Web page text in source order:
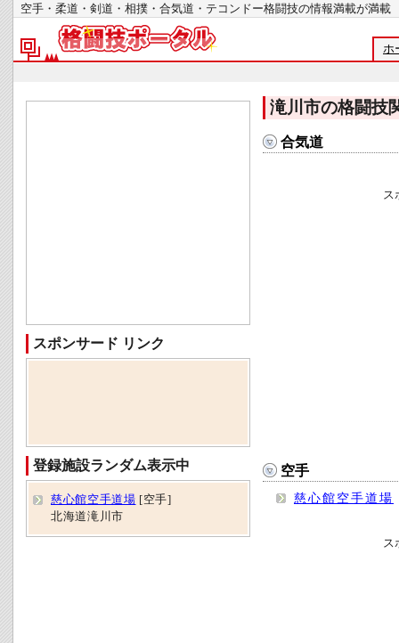
空手・柔道・剣道・相撲・合気道・テコンドー格闘技の情報満載が
ホ
滝川市の格闘技
合気道
ス
空手
慈心館空手道場
ス
スポンサード リンク
登録施設ランダム表示中
慈心館空手道場 [空手]
北海道滝川市